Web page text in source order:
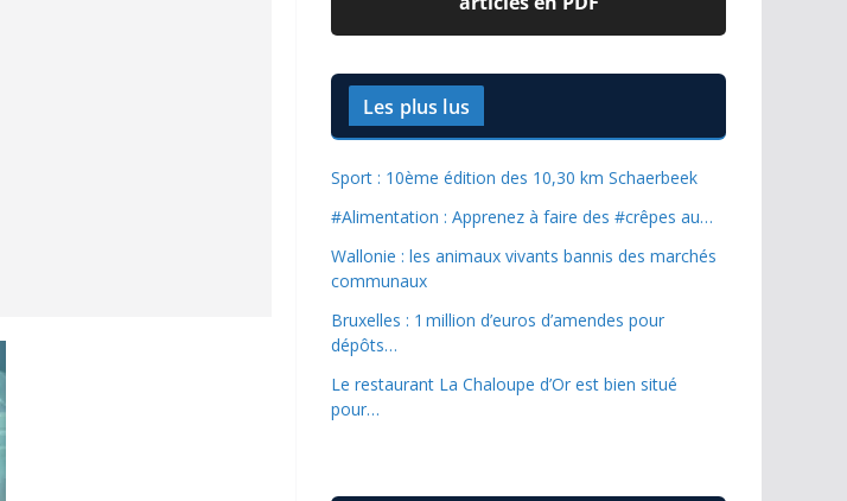
Les plus lus
Sport : 10ème édition des 10,30 km Schaerbeek
#Alimentation : Apprenez à faire des #crêpes au…
Wallonie : les animaux vivants bannis des marchés
communaux
Bruxelles : 1 million d’euros d’amendes pour
dépôts…
Le restaurant La Chaloupe d’Or est bien situé
pour…